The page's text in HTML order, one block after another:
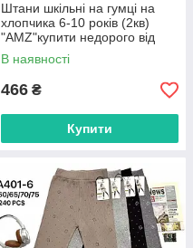
Штани шкільні на гумці на
хлопчика 6-10 років (2кв)
"AMZ"купити недорого від
прямого постачальника
В наявності
466 ₴
Купити